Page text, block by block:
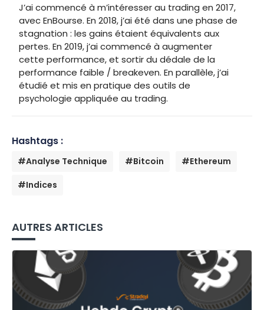
J’ai commencé à m’intéresser au trading en 2017,
avec EnBourse. En 2018, j’ai été dans une phase de
stagnation : les gains étaient équivalents aux
pertes. En 2019, j’ai commencé à augmenter
cette performance, et sortir du dédale de la
performance faible / breakeven. En parallèle, j’ai
étudié et mis en pratique des outils de
psychologie appliquée au trading.
Hashtags :
#Analyse Technique #Bitcoin
#Ethereum
#Indices
AUTRES ARTICLES